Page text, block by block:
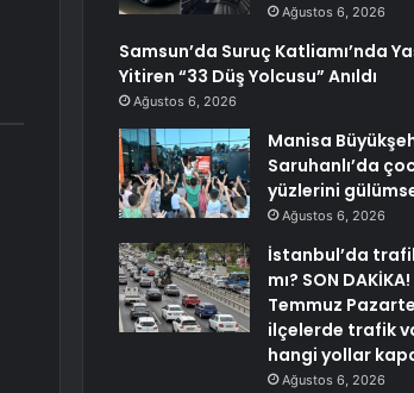
Ağustos 6, 2026
Samsun’da Suruç Katliamı’nda
Yitiren “33 Düş Yolcusu” Anıldı
Ağustos 6, 2026
Manisa
Saruhanlı’da
yüzlerini
Ağustos 6, 2026
İstanbul’da
mı? SON
Temmuz
ilçelerde trafik
hangi yollar
Ağustos 6, 2026